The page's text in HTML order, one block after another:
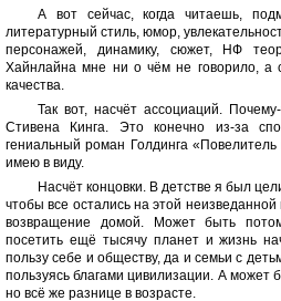
А вот сейчас, когда читаешь,
литературный стиль, юмор,
персонажей, динамику, сюжет, НФ
Хайнлайна мне ни о чём не говорило, а
качества.
Так вот, насчёт ассоциаций.
Стивена Кинга. Это конечно из-за
гениальный роман Голдинга
имею в виду.
Насчёт концовки. В детстве я был
чтобы все остались на этой
возвращение домой. Может быть
посетить ещё тысячу планет и жизнь
пользу себе и обществу, да и семьи с
пользуясь благами цивилизации. А
но всё же разнице в возрасте.